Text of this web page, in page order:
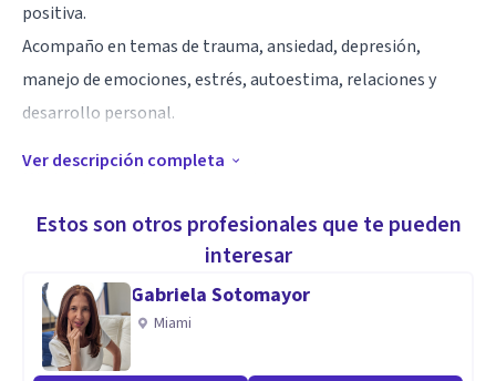
positiva.
Acompaño en temas de trauma, ansiedad, depresión,
manejo de emociones, estrés, autoestima, relaciones y
desarrollo personal.
reflexión, donde cada persona pueda comprender su
historia, superar bloqueos y desarrollar su potencial.
Aptitudes
Escucha activa, empatica
Ver descripción completa
Estos son otros profesionales que te pueden
interesar
Gabriela Sotomayor
Miami